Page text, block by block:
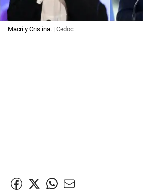
Macri y Cristina. | Cedoc